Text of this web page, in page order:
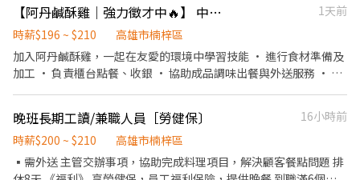
場： ．簡易調配鍋物 ．負責洗、剝、削、切各種食材。 ．負責清理
工作環境、設備和餐具。 ．準備不同餐點所需要的食材。 ．協助測
量食材的容量與重量。 ．負責擺盤、打包外帶服務。 餐飲外場： ．
負責為顧客帶位、安排座位、倒水。 ．將菜單遞給顧客、解決顧客
於顧客用餐完畢後，負責收拾碗盤與清理環境。 ．並負責結帳、收
銀等工作。 餐飲內場： ．擔任廚師的助手，處理烹飪前與烹飪中之
準備工作與其他餐廳相關事務。 ．負責洗、剝、削、切各種食材。
．負責清理工作環境、設備和餐具。 ．準備不同餐點所需要的食
【阿丹鹹酥雞｜強力徵才中🔥】 中班晚班打烊班工讀
1天前
時薪$196 ~ $210
高雄市楠梓區
加入阿丹鹹酥雞，一起在友愛的環境中學習技能 • 進行食材準備及
加工 • 負責櫃台點餐、收銀 • 協助成品調味出餐與外送服務 • 協
有心學習，我們都歡迎你的加入。
晚班長期工讀/兼職人員［勞健保〕
16小時前
時薪$200 ~ $210
高雄市楠梓區
▪︎需外送 主管交辦事項，協助完成料理項目，解決顧客餐點問題 排